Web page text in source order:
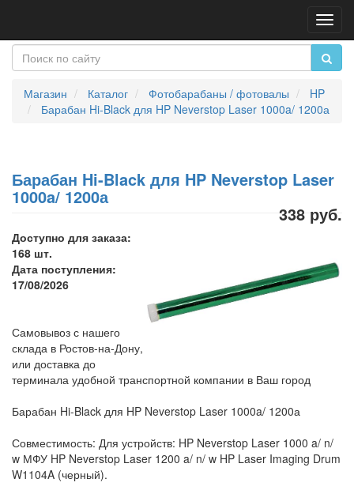
Магазин Каталог Фотобарабаны / фотовалы
HP
Барабан Hi-Black для HP Neverstop Laser 1000a/ 1200а
Барабан Hi-Black для HP Neverstop Laser
1000a/ 1200а
338 руб.
Доступно для заказа:
168 шт.
Дата поступления:
17/08/2026
Самовывоз с нашего
склада в Ростов-на-Дону,
или доставка до
терминала удобной транспортной компании в Ваш город
Барабан Hi-Black для HP Neverstop Laser 1000a/ 1200а
Совместимость: Для устройств: HP Neverstop Laser 1000 a/ n/
w МФУ HP Neverstop Laser 1200 a/ n/ w HP Laser Imaging Drum
W1104A (черный).